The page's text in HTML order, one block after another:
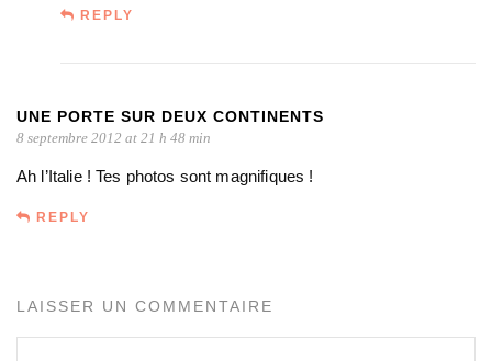
REPLY
UNE PORTE SUR DEUX CONTINENTS
8 septembre 2012 at 21 h 48 min
Ah l’Italie ! Tes photos sont magnifiques !
REPLY
LAISSER UN COMMENTAIRE